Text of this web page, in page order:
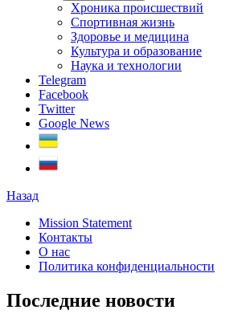
Хроника происшествий
Спортивная жизнь
Здоровье и медицина
Культура и образование
Наука и технологии
Telegram
Facebook
Twitter
Google News
Назад
Mission Statement
Контакты
О нас
Политика конфиденциальности
Последние новости